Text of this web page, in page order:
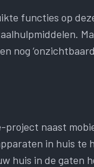
functies op
nog
project naast
in huis te
huis in de gaten